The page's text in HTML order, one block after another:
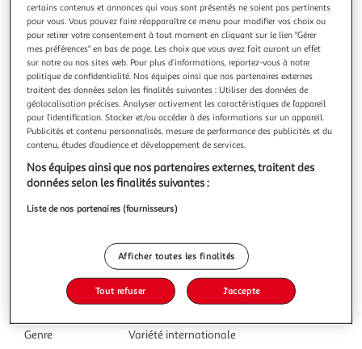
ACE
Candi Staton
Candi Staton-Candi Staton
En savoir +
Vous voulez connaître le prix de ce produit ?
Afficher le prix
Caractéristiques
Genre
Variété internationale
certains contenus et annonces qui vous sont présentés ne soient pas pertinents
pour vous. Vous pouvez faire réapparaître ce menu pour modifier vos choix ou
pour retirer votre consentement à tout moment en cliquant sur le lien "Gérer
mes préférences" en bas de page. Les choix que vous avez fait auront un effet
sur notre ou nos sites web. Pour plus d’informations, reportez-vous à notre
politique de confidentialité. Nos équipes ainsi que nos partenaires externes
traitent des données selon les finalités suivantes : Utiliser des données de
géolocalisation précises. Analyser activement les caractéristiques de l’appareil
pour l’identification. Stocker et/ou accéder à des informations sur un appareil.
Publicités et contenu personnalisés, mesure de performance des publicités et du
contenu, études d’audience et développement de services.
Nos équipes ainsi que nos partenaires externes, traitent des
données selon les finalités suivantes :
Liste de nos partenaires (fournisseurs)
Afficher toutes les finalités
Tout refuser J'accepte